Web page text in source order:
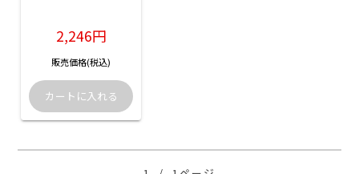
2,246円
販売価格(税込)